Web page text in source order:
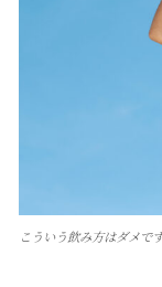
こういう飲み方はダメで